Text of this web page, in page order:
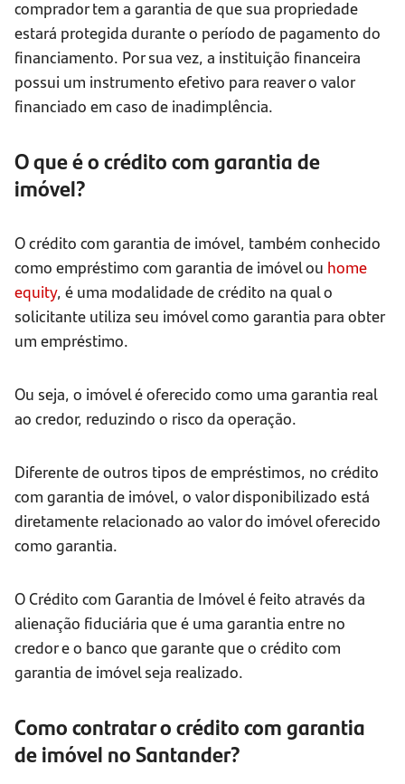
comprador tem a garantia de que sua propriedade
estará protegida durante o período de pagamento do
financiamento. Por sua vez, a instituição financeira
possui um instrumento efetivo para reaver o valor
financiado em caso de inadimplência.
O que é o crédito com garantia de
imóvel?
O crédito com garantia de imóvel, também conhecido
como empréstimo com garantia de imóvel ou home
equity, é uma modalidade de crédito na qual o
solicitante utiliza seu imóvel como garantia para obter
um empréstimo.
Ou seja, o imóvel é oferecido como uma garantia real
ao credor, reduzindo o risco da operação.
Diferente de outros tipos de empréstimos, no crédito
com garantia de imóvel, o valor disponibilizado está
diretamente relacionado ao valor do imóvel oferecido
como garantia.
O Crédito com Garantia de Imóvel é feito através da
alienação fiduciária que é uma garantia entre no
credor e o banco que garante que o crédito com
garantia de imóvel seja realizado.
Como contratar o crédito com garantia
de imóvel no Santander?